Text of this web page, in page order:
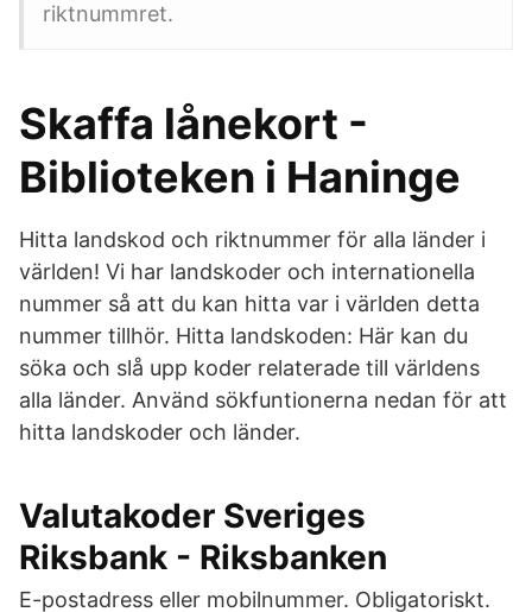
riktnummret.
Skaffa lånekort -
Biblioteken i Haninge
Hitta landskod och riktnummer för alla länder i
världen! Vi har landskoder och internationella
nummer så att du kan hitta var i världen detta
nummer tillhör. Hitta landskoden: Här kan du
söka och slå upp koder relaterade till världens
alla länder. Använd sökfuntionerna nedan för att
hitta landskoder och länder.
Valutakoder Sveriges
Riksbank - Riksbanken
E-postadress eller mobilnummer. Obligatoriskt.